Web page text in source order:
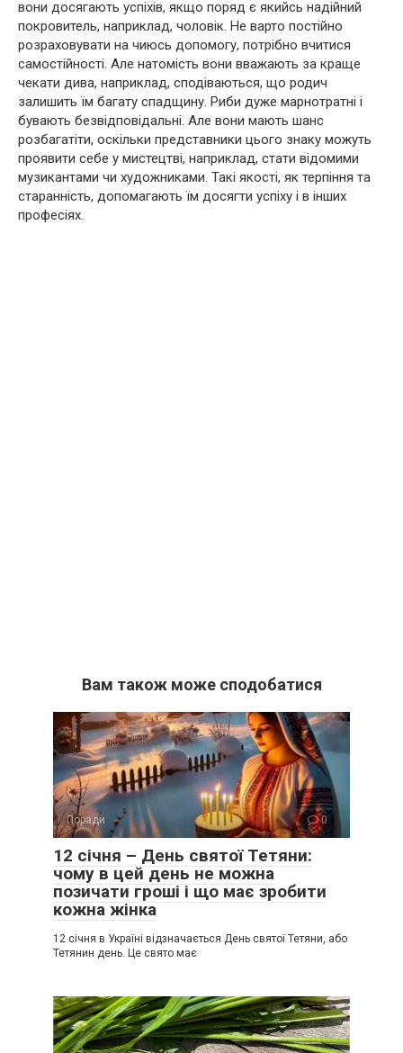
вони досягають успіхів, якщо поряд є якийсь надійний
покровитель, наприклад, чоловік. Не варто постійно
розраховувати на чиюсь допомогу, потрібно вчитися
самостійності. Але натомість вони вважають за краще
чекати дива, наприклад, сподіваються, що родич
залишить їм багату спадщину. Риби дуже марнотратні і
бувають безвідповідальні. Але вони мають шанс
розбагатіти, оскільки представники цього знаку можуть
проявити себе у мистецтві, наприклад, стати відомими
музикантами чи художниками. Такі якості, як терпіння та
старанність, допомагають їм досягти успіху і в інших
професіях.
Вам також може сподобатися
Поради 0
12 січня – День святої Тетяни:
чому в цей день не можна
позичати гроші і що має зробити
кожна жінка
12 січня в Україні відзначається День святої Тетяни, або
Тетянин день. Це свято має